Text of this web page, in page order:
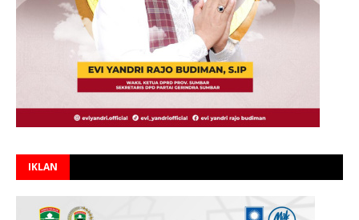
IKLAN